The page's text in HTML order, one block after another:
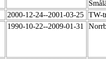
2000-12-24--2001-03-25 TW-
1990-10-22--2009-01-31